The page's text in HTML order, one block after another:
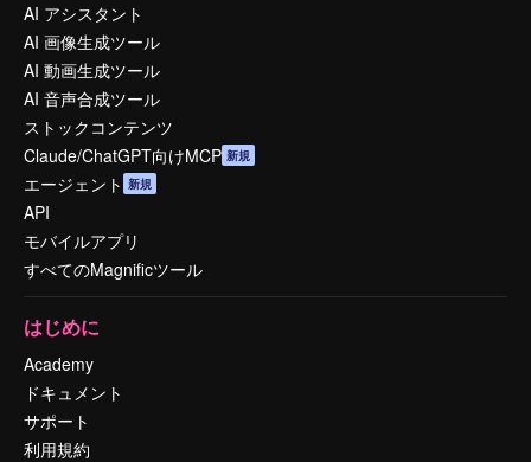
AI アシスタント
AI 画像生成ツール
AI 動画生成ツール
AI 音声合成ツール
ストックコンテンツ
Claude/ChatGPT向けMCP 新規
エージェント 新規
API
モバイルアプリ
すべてのMagnificツール
はじめに
Academy
ドキュメント
サポート
利用規約